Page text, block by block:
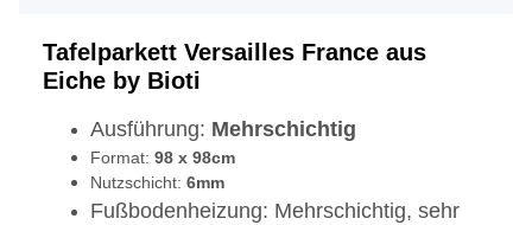
Tafelparkett Versailles France aus
Eiche by Bioti
Ausführung: Mehrschichtig
Format: 98 x 98cm
Nutzschicht: 6mm
Fußbodenheizung: Mehrschichtig, sehr